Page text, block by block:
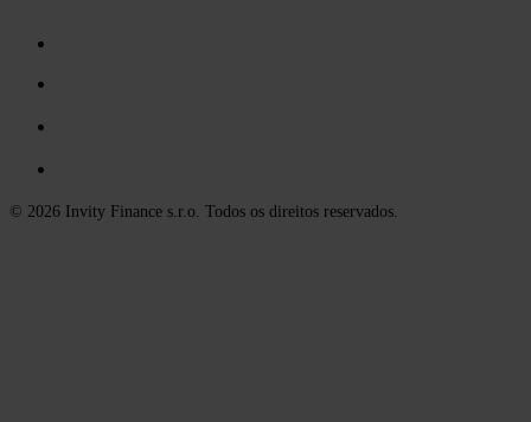
© 2026 Invity Finance s.r.o. Todos os direitos reservados.